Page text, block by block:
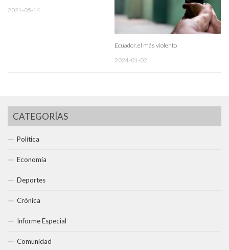
2021-05-14
Ecuador, el más violento
2024-01-02
CATEGORÍAS
Política
Economía
Deportes
Crónica
Informe Especial
Comunidad